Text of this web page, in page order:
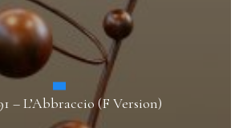
Quarantatre – “La Violinista di
Version)”